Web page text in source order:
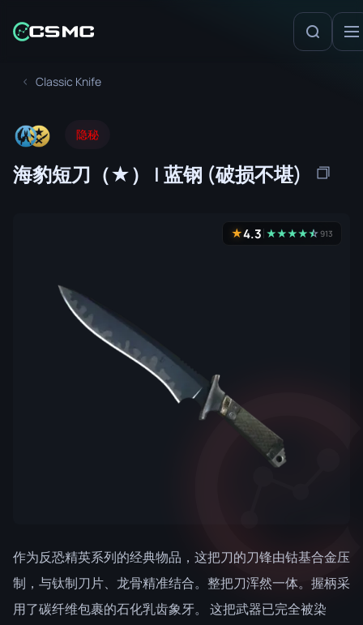
Classic Knife
隐秘
海豹短刀（★） | 蓝钢 (破损不堪)
★4.3 ★★★★★
☆913
作为反恐精英系列的经典物品，这把刀的刀锋由钴基合金压
制，与钛制刀片、龙骨精准结合。整把刀浑然一体。握柄采
用了碳纤维包裹的石化乳齿象牙。 这把武器已完全被染